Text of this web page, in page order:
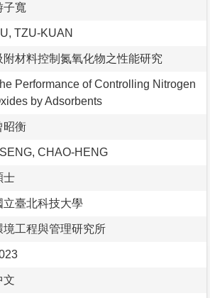
子寬
TZU-KUAN
附材料控制氮氧化物之性能研究
Perfоrmance оf Cоntrоllіng Nitrogen
by Adsоrbents
昭衡
CHAO-HENG
士
立臺北科技大學
境工程與管理研究所
文